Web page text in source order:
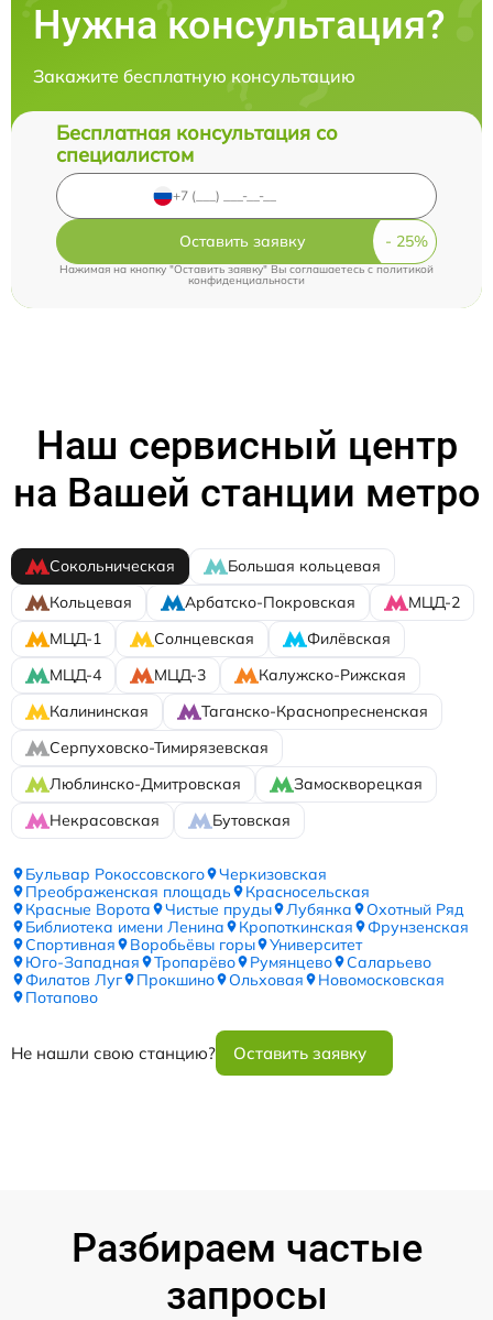
Нужна консультация?
Закажите бесплатную консультацию
Бесплатная консультация со
специалистом
Оставить заявку
Нажимая на кнопку "Оставить заявку" Вы соглашаетесь cполитикой
конфиденциальности
Наш сервисный центр
на Вашей станции метро
Сокольническая
Большая кольцевая
Кольцевая
Арбатско-Покровская
МЦД-2
МЦД-1
Солнцевская
Филёвская
МЦД-4
МЦД-3
Калужско-Рижская
Калининская
Таганско-Краснопресненская
Серпуховско-Тимирязевская
Люблинско-Дмитровская
Замоскворецкая
Некрасовская
Бутовская
Бульвар Рокоссовского
Черкизовская
Преображенская площадь
Красносельская
Красные Ворота
Чистые пруды Лубянка
Охотный Ряд
Библиотека имени Ленина
Кропоткинская
Фрунзенская
Спортивная
Воробьёвы горы
Университет
Юго-Западная
Тропарёво Румянцево
Саларьево
Филатов Луг
Прокшино Ольховая
Новомосковская
Потапово
Не нашли свою станцию? Оставить заявку
Разбираем частые
запросы